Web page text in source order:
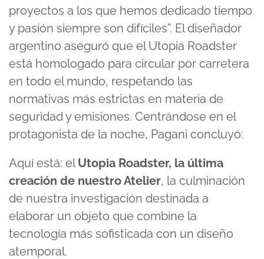
proyectos a los que hemos dedicado tiempo
y pasión siempre son difíciles”. El diseñador
argentino aseguró que el Utopia Roadster
está homologado para circular por carretera
en todo el mundo, respetando las
normativas más estrictas en materia de
seguridad y emisiones. Centrándose en el
protagonista de la noche, Pagani concluyó:
Aquí está: elUtopia Roadster, la última
creación de nuestro Atelier, la culminación
de nuestra investigación destinada a
elaborar un objeto que combine la
tecnología más sofisticada con un diseño
atemporal.